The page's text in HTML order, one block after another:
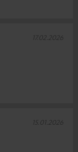
17.02.2026
15.01.2026